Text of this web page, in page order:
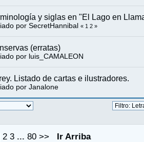
y siglas en "El Lago en
por SecretHannibal « 1 2 »
(erratas)
por luis_CAMALEON
Listado de cartas e ilustradores.
por Janalone
2 3 ...80 >> Ir Arriba